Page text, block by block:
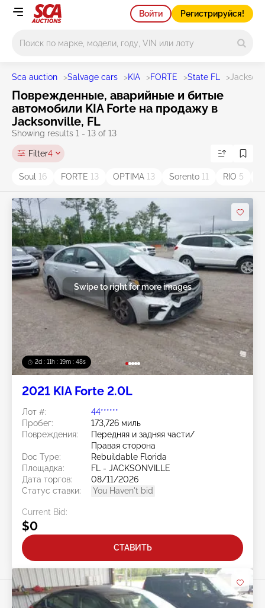
Войти Регистрируйся!
Sca auction >Salvage cars >KIA >FORTE >State FL >
Поврежденные, аварийные и битые
автомобили KIA Forte на продажу в
Jacksonville, FL
Showing results 1 - 13 of 13
Filter4
Soul 16 FORTE 13 OPTIMA 13 Sorento 11 RIO 5
2d : 11h : 19m : 46s
Swipe to right for more images
2021 KIA Forte 2.0L
Лот #:
44******
Пробег:
173,726 миль
Повреждения:
Передняя и задняя части/
Правая сторона
Doc Type:
Rebuildable Florida
Площадка:
FL - JACKSONVILLE
Дата торгов:
08/11/2026
Статус ставки:
You Haven't bid
Current Bid:
$0
СТАВИТЬ